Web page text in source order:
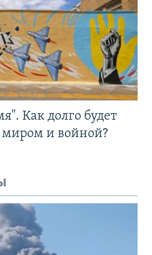
Как долго будет
и войной?